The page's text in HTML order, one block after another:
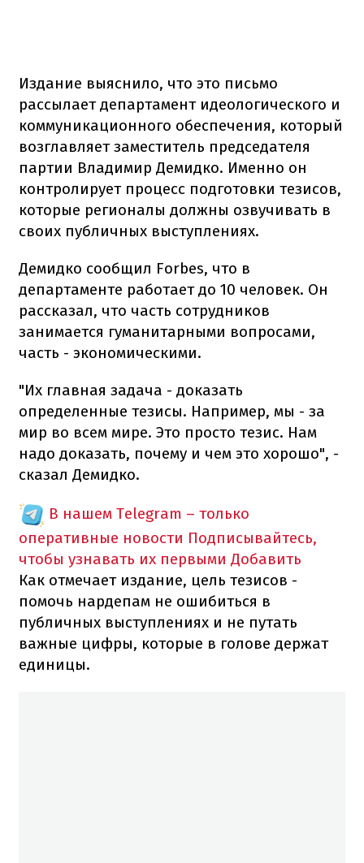
Издание выяснило, что это письмо
рассылает департамент идеологического и
коммуникационного обеспечения, который
возглавляет заместитель председателя
партии Владимир Демидко. Именно он
контролирует процесс подготовки тезисов,
которые регионалы должны озвучивать в
своих публичных выступлениях.
Демидко сообщил Forbes, что в
департаменте работает до 10 человек. Он
рассказал, что часть сотрудников
занимается гуманитарными вопросами,
часть - экономическими.
"Их главная задача - доказать
определенные тезисы. Например, мы - за
мир во всем мире. Это просто тезис. Нам
надо доказать, почему и чем это хорошо", -
сказал Демидко.
В нашем Telegram – только
оперативные новости Подписывайтесь,
чтобы узнавать их первыми Добавить
Как отмечает издание, цель тезисов -
помочь нардепам не ошибиться в
публичных выступлениях и не путать
важные цифры, которые в голове держат
единицы.